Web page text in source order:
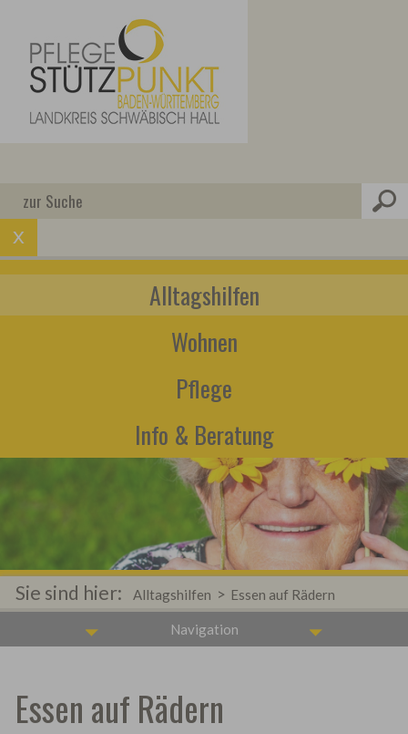
Alltagshilfen
Wohnen
Pflege
Info & Beratung
Sie sind hier: Alltagshilfen > Essen auf Rädern
Navigation
Essen auf Rädern